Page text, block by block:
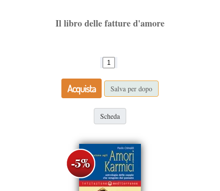
Il libro delle fatture d'amore
Acquista Salva per dopo
Scheda